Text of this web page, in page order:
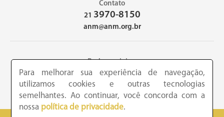
Contato
21 3970-8150
anm@anm.org.br
Redes sociais
Para melhorar sua experiência de navegação,
utilizamos cookies e outras tecnologias
semelhantes. Ao continuar, você concorda com a
nossa política de privacidade.